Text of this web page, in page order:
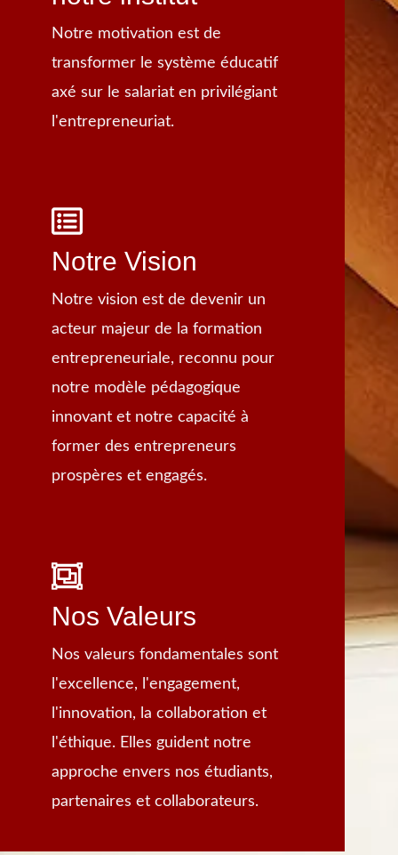
Notre motivation est de
transformer le système éducatif
axé sur le salariat en privilégiant
l'entrepreneuriat.
Notre Vision
Notre vision est de devenir un
acteur majeur de la formation
entrepreneuriale, reconnu pour
notre modèle pédagogique
innovant et notre capacité à
former des entrepreneurs
prospères et engagés.
Nos Valeurs
Nos valeurs fondamentales sont
l'excellence, l'engagement,
l'innovation, la collaboration et
l'éthique. Elles guident notre
approche envers nos étudiants,
partenaires et collaborateurs.